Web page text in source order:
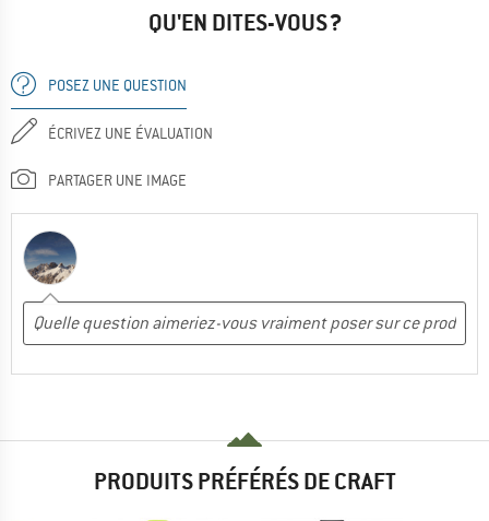
QU'EN DITES-VOUS ?
POSEZ UNE QUESTION
ÉCRIVEZ UNE ÉVALUATION
PARTAGER UNE IMAGE
PRODUITS PRÉFÉRÉS DE CRAFT